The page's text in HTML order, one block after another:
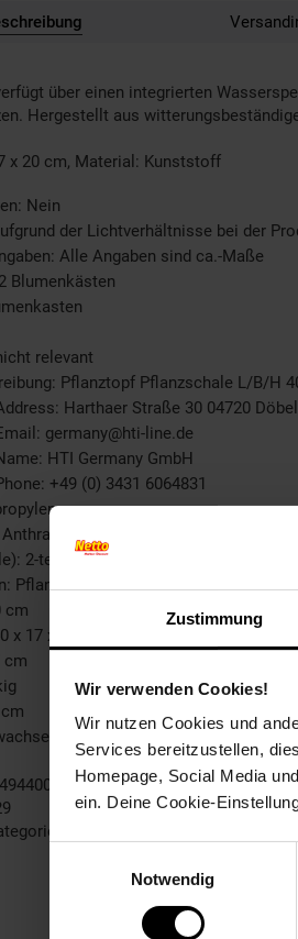
Zustimmung
Wir verwenden Cookies!
Wir nutzen Cookies und
Services bereitzustellen,
Homepage, Social Media
ein. Deine Cookie-
Notwendig
über einen integrierten
Hergestellt aus
x 20 cm, Material: Kunststoff
Nein
der Lichtverhältnisse bei der
Alle Angaben sind ca.-Maße
Blumenkästen
relevant
Pflanztopf Pflanzschale L/B/H
Harthaer Straße 30 04720
germany@hti-line.de
HTI Germany GmbH
+49 (0) 3431 6064831
2-teilig
Pflanztopf Pflanzschale L/B/H 40 x 17
cm
x 17 x 20 cm
cm